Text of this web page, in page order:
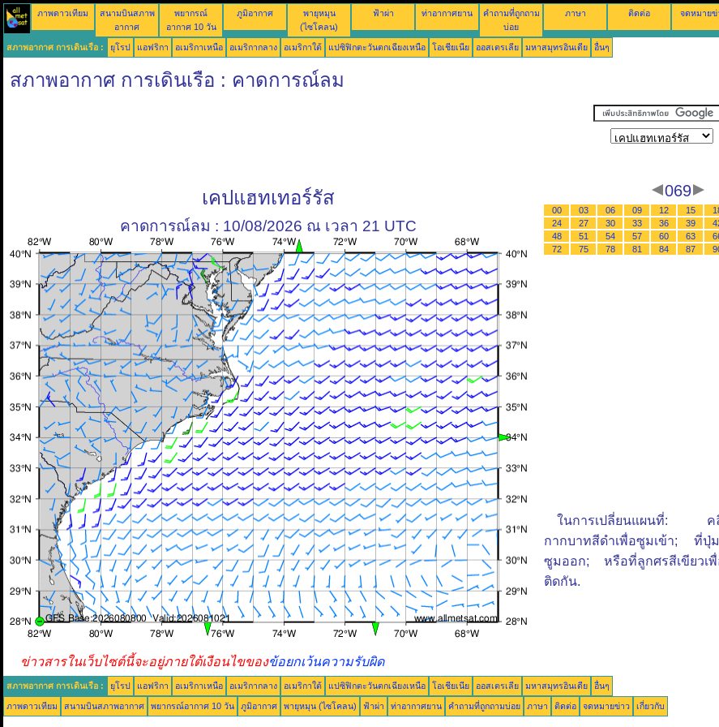
ภาพดาวเทียม
สนามบินสภาพ
อากาศ
พยากรณ์
อากาศ 10 วัน
ภูมิอากาศ
พายุหมุน
(ไซโคลน)
ฟ้าผ่า ท่าอากาศยาน
คำถามที่ถูกถาม
บ่อย
ภาษา ติดต่อ จดหมายข่
สภาพอากาศ การเดินเรือ : ยุโรป แอฟริกา อเมริกาเหนือ อเมริกากลาง อเมริกาใต้ แปซิฟิกตะวันตกเฉียงเหนือ โอเชียเนีย ออสเตรเลีย มหาสมุทรอินเดีย อื่นๆ
สภาพอากาศ การเดินเรือ : คาดการณ์ลม
เคปแฮทเทอร์รัส
คาดการณ์ลม : 10/08/2026 ณ เวลา 21 UTC
069
00 03 06 09 12 15
24
27 30 33 36 39
48
51 54 57 60 63
72
75 78 81 84 87
ในการเปลี่ยนแผนที่: คลิ
กากบาทสีดำเพื่อซูมเข้า; ที่ปุ่ม
ซูมออก; หรือที่ลูกศรสีเขียวเพื่
ติดกัน.
ข่าวสารในเว็บไซต์นี้จะอยู่ภายใต้เงือนไขของข้อยกเว้นความรับผิด
สภาพอากาศ การเดินเรือ : ยุโรป แอฟริกา อเมริกาเหนือ อเมริกากลาง อเมริกาใต้ แปซิฟิกตะวันตกเฉียงเหนือ โอเชียเนีย ออสเตรเลีย มหาสมุทรอินเดีย อื่นๆ
ภาพดาวเทียม สนามบินสภาพอากาศ พยากรณ์อากาศ 10 วัน ภูมิอากาศ พายุหมุน (ไซโคลน) ฟ้าผ่า ท่าอากาศยาน คำถามที่ถูกถามบ่อย ภาษา ติดต่อ จดหมายข่าว เกี่ยวกับ